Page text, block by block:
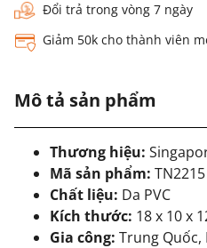
Đổi trả trong vòng 7 ngày
Giảm 50k cho thành viên
Mô tả sản phẩm
Thương hiệu:
Mã sản phẩm: TN2215
Chất liệu: Da PVC
Kích thước: 18 x 10 x
Gia công: Trung Quốc,